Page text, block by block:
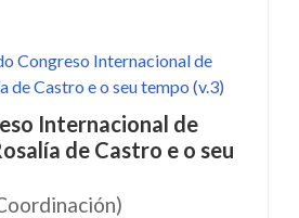
Internacional de
de Castro e o seu